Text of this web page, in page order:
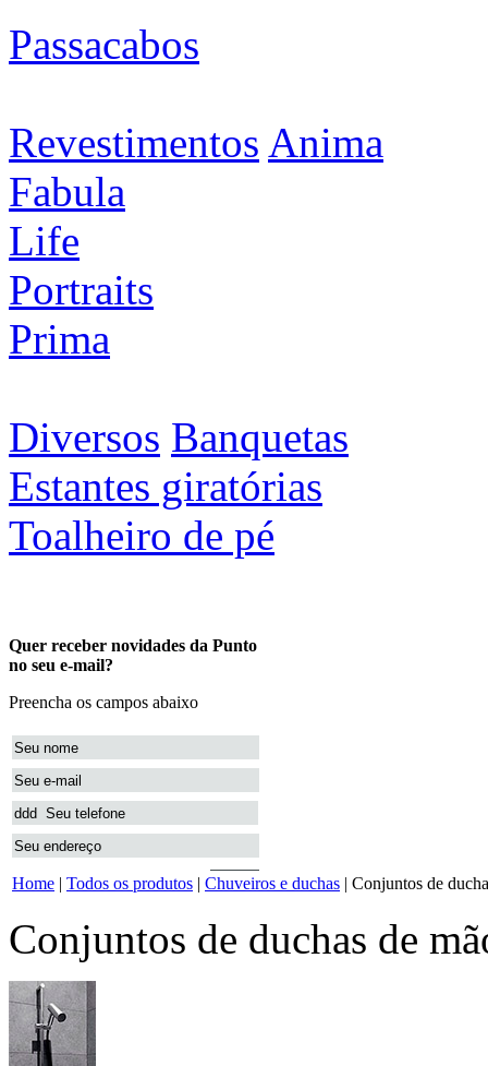
Passacabos
Revestimentos Anima
Fabula
Life
Portraits
Prima
Diversos Banquetas
Estantes giratórias
Toalheiro de pé
Home | Todos os produtos | Chuveiros e duchas | Conjuntos de
Conjuntos de duchas de